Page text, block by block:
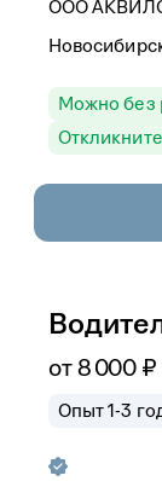
ООО
Можно без
от8 000 ₽
Опыт 1-3